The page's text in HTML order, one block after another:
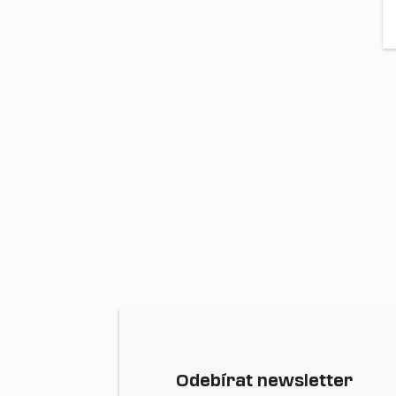
Odebírat newsletter